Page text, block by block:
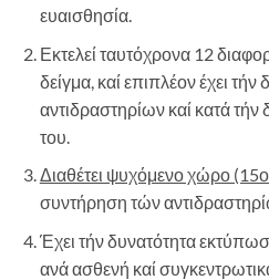
ευαισθησία.
Εκτελεί ταυτόχρονα 12
δείγμα, καί επιπλέον έχει
αντιδραστηρίων καί κατά τήν
του.
Διαθέτει ψυχόμενο χώρο
συντήρηση τών
Έχει τήν δυνατότητα
ανά ασθενή καί